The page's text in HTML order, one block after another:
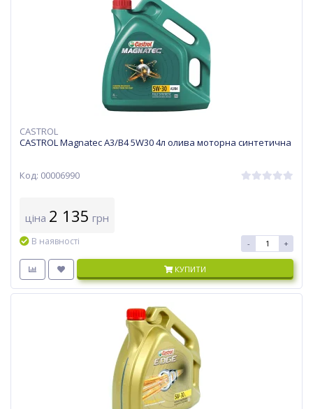
CASTROL
CASTROL Magnatec A3/B4 5W30 4л олива моторна синтетична
Код: 00006990
ціна 2 135 грн
В наявності - +
КУПИТИ